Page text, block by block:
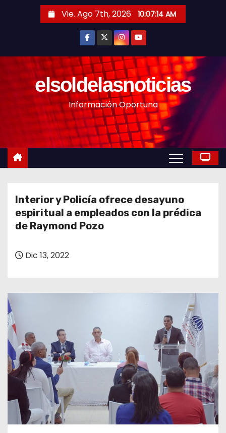
n
Vie. Ago 7th, 2026 10:07:15 AM
elsoldelasnoticias
Información Oportuna
Interior y Policía ofrece desayuno
espiritual a empleados con la prédica
de Raymond Pozo
Dic 13, 2022